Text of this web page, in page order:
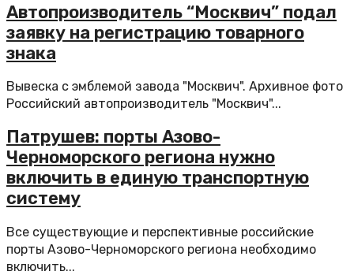
Автопроизводитель “Москвич” подал
заявку на регистрацию товарного
знака
Вывеска с эмблемой завода "Москвич". Архивное фото
Российский автопроизводитель "Москвич"...
Патрушев: порты Азово-
Черноморского региона нужно
включить в единую транспортную
систему
Все существующие и перспективные российские
порты Азово-Черноморского региона необходимо
включить...